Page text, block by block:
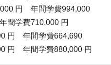
円 年間学費994,000
学費710,000 円
円 年間学費664,690
円 年間学費880,000 円